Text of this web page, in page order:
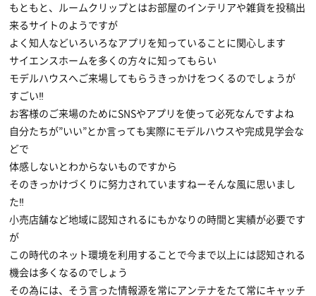
もともと、ルームクリップとはお部屋のインテリアや雑貨を投稿出
来るサイトのようですが
よく知人などいろいろなアプリを知っていることに関心します
サイエンスホームを多くの方々に知ってもらい
モデルハウスへご来場してもらうきっかけをつくるのでしょうが
すごい‼
お客様のご来場のためにSNSやアプリを使って必死なんですよね
自分たちが”いい”とか言っても実際にモデルハウスや完成見学会な
どで
体感しないとわからないものですから
そのきっかけづくりに努力されていますねーそんな風に思いまし
た‼
小売店舗など地域に認知されるにもかなりの時間と実績が必要です
が
この時代のネット環境を利用することで今まで以上には認知される
機会は多くなるのでしょう
その為には、そう言った情報源を常にアンテナをたて常にキャッチ